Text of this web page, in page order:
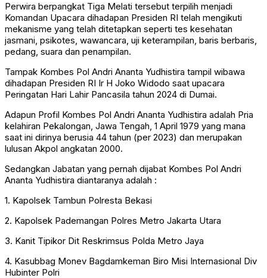
Perwira berpangkat Tiga Melati tersebut terpilih menjadi
Komandan Upacara dihadapan Presiden RI telah mengikuti
mekanisme yang telah ditetapkan seperti tes kesehatan
jasmani, psikotes, wawancara, uji keterampilan, baris berbaris,
pedang, suara dan penampilan.
Tampak Kombes Pol Andri Ananta Yudhistira tampil wibawa
dihadapan Presiden RI Ir H Joko Widodo saat upacara
Peringatan Hari Lahir Pancasila tahun 2024 di Dumai.
Adapun Profil Kombes Pol Andri Ananta Yudhistira adalah Pria
kelahiran Pekalongan, Jawa Tengah, 1 April 1979 yang mana
saat ini dirinya berusia 44 tahun (per 2023) dan merupakan
lulusan Akpol angkatan 2000.
Sedangkan Jabatan yang pernah dijabat Kombes Pol Andri
Ananta Yudhistira diantaranya adalah :
1. Kapolsek Tambun Polresta Bekasi
2. Kapolsek Pademangan Polres Metro Jakarta Utara
3. Kanit Tipikor Dit Reskrimsus Polda Metro Jaya
4. Kasubbag Monev Bagdamkeman Biro Misi Internasional Div
Hubinter Polri